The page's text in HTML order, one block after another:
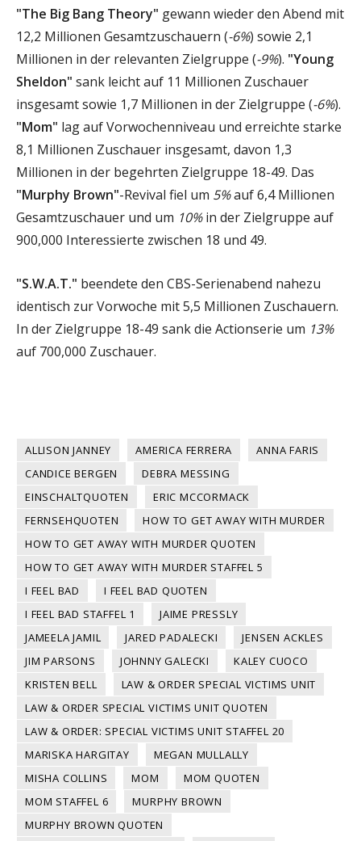
"The Big Bang Theory" gewann wieder den Abend mit
12,2 Millionen Gesamtzuschauern (-6%) sowie 2,1
Millionen in der relevanten Zielgruppe (-9%). "Young
Sheldon" sank leicht auf 11 Millionen Zuschauer
insgesamt sowie 1,7 Millionen in der Zielgruppe (-6%).
"Mom" lag auf Vorwochenniveau und erreichte starke
8,1 Millionen Zuschauer insgesamt, davon 1,3
Millionen in der begehrten Zielgruppe 18-49. Das
"Murphy Brown"-Revival fiel um 5%auf 6,4 Millionen
Gesamtzuschauer und um 10%in der Zielgruppe auf
900,000 Interessierte zwischen 18 und 49.
"S.W.A.T." beendete den CBS-Serienabend nahezu
identisch zur Vorwoche mit 5,5 Millionen Zuschauern.
In der Zielgruppe 18-49 sank die Actionserie um 13%
auf 700,000 Zuschauer.
ALLISON JANNEY AMERICA FERRERA
ANNA FARIS
CANDICE BERGEN
DEBRA MESSING
EINSCHALTQUOTEN
ERIC MCCORMACK
FERNSEHQUOTEN
HOW TO GET AWAY WITH MURDER
HOW TO GET AWAY WITH MURDER QUOTEN
HOW TO GET AWAY WITH MURDER STAFFEL 5
I FEEL BAD
I FEEL BAD QUOTEN
I FEEL BAD STAFFEL 1
JAIME PRESSLY
JAMEELA JAMIL
JARED PADALECKI
JENSEN ACKLES
JIM PARSONS
JOHNNY GALECKI
KALEY CUOCO
KRISTEN BELL
LAW & ORDER SPECIAL VICTIMS UNIT
LAW & ORDER SPECIAL VICTIMS UNIT QUOTEN
LAW & ORDER: SPECIAL VICTIMS UNIT STAFFEL 20
MARISKA HARGITAY
MEGAN MULLALLY
MISHA COLLINS
MOM
MOM QUOTEN
MOM STAFFEL 6
MURPHY BROWN
MURPHY BROWN QUOTEN